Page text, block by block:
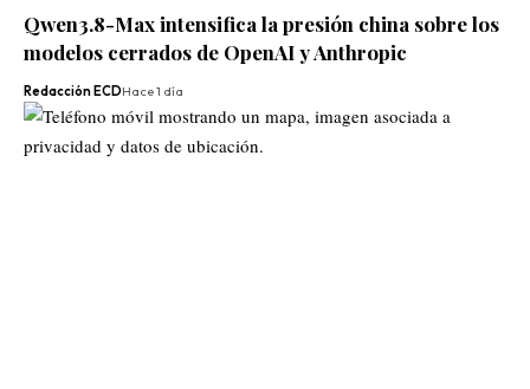
Qwen3.8-Max intensifica la presión china sobre los
modelos cerrados de OpenAI y Anthropic
Redacción ECDHace 1 día